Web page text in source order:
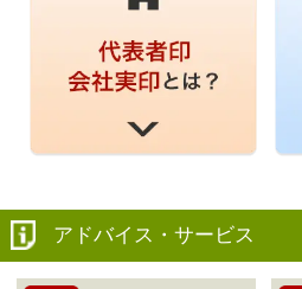
アドバイス・サービス